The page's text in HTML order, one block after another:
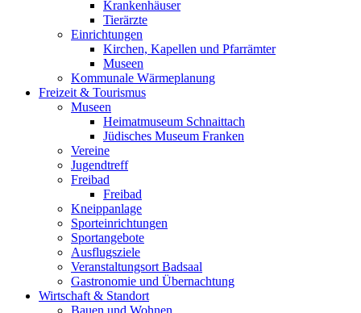
Krankenhäuser
Tierärzte
Einrichtungen
Kirchen, Kapellen und Pfarrämter
Museen
Kommunale Wärmeplanung
Freizeit & Tourismus
Museen
Heimatmuseum Schnaittach
Jüdisches Museum Franken
Vereine
Jugendtreff
Freibad
Freibad
Kneippanlage
Sporteinrichtungen
Sportangebote
Ausflugsziele
Veranstaltungsort Badsaal
Gastronomie und Übernachtung
Wirtschaft & Standort
Bauen und Wohnen